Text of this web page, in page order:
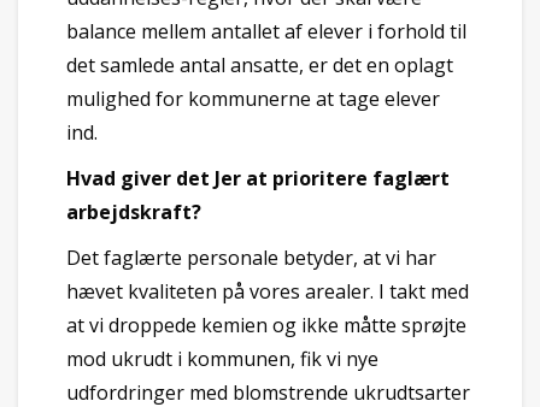
balance mellem antallet af elever i forhold til
det samlede antal ansatte, er det en oplagt
mulighed for kommunerne at tage elever
ind.
Hvad giver det Jer at prioritere faglært
arbejdskraft?
Det faglærte personale betyder, at vi har
hævet kvaliteten på vores arealer. I takt med
at vi droppede kemien og ikke måtte sprøjte
mod ukrudt i kommunen, fik vi nye
udfordringer med blomstrende ukrudtsarter